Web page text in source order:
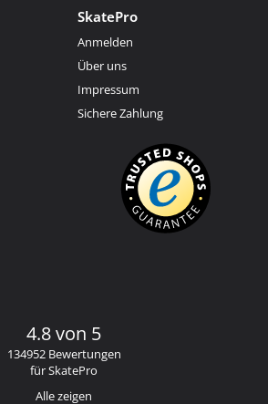
SkatePro
Anmelden
Über uns
Impressum
Sichere Zahlung
4.8 von 5
134952 Bewertungen
für SkatePro
Alle zeigen